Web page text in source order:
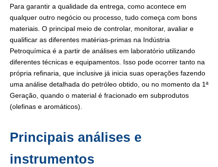
Para garantir a qualidade da entrega, como acontece em
qualquer outro negócio ou processo, tudo começa com bons
materiais. O principal meio de controlar, monitorar, avaliar e
qualificar as diferentes matérias-primas na Indústria
Petroquímica é a partir de análises em laboratório utilizando
diferentes técnicas e equipamentos. Isso pode ocorrer tanto na
própria refinaria, que inclusive já inicia suas operações fazendo
uma análise detalhada do petróleo obtido, ou no momento da 1ª
Geração, quando o material é fracionado em subprodutos
(olefinas e aromáticos).
Principais análises e
instrumentos